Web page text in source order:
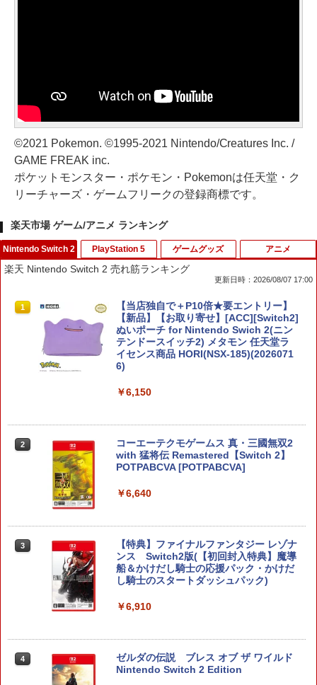
©2021 Pokemon. ©1995-2021 Nintendo/Creatures Inc. /
GAME FREAK inc.
ポケットモンスター・ポケモン・Pokemonは任天堂・ク
リーチャーズ・ゲームフリークの登録商標です。
楽天市場 ゲーム/アニメ ランキング
Nintendo Switch 2
楽天 Nintendo Switch 2 売れ筋ランキング
更新日時：2026/08/07 17:00
1
【当店独自で＋P10倍★要エントリー】
【新品】【お取り寄せ】[ACC][Switch2]
ぬいポーチ for Nintendo Swich 2(ニン
テンドースイッチ2) メタモン 任天堂ラ
イセンス商品 HORI(NSX-185)(2026071
6)
￥6,150
2
コーエーテクモゲームス 真・三國無双2
with 猛将伝 Remastered【Switch 2】
POTPABCVA [POTPABCVA]
￥6,640
3
【特典】ファイナルファンタジー レゾナ
ンス Switch2版(【初回封入特典】魔導
船＆かけだし騎士の応援パック・かけだ
し騎士のスタートダッシュパック)
￥6,910
4
ゼルダの伝説 ブレス オブ ザ ワイルド
Nintendo Switch 2 Edition
PlayStation 5 ゲームグッズ アニメ